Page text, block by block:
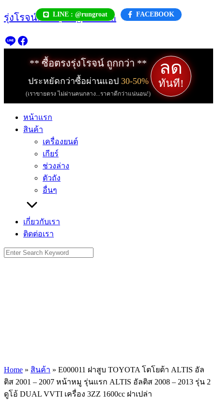
Skip
to
LINE : @rungroat FACEBOOK
รุ่งโรจน์.com | rungroat.com
** ซื้อตรงรุ่งโรจน์ ถูกกว่า **
ประหยัดกว่าซื้อผ่านแอป 30-50%
(เราขายตรง ไม่ผ่านคนกลาง...ราคาดีกว่าแน่นอน!)
ลด
ทันที!
หน้าแรก
สินค้า
เครื่องยนต์
เกียร์
ช่วงล่าง
ตัวถัง
อื่นๆ
เกี่ยวกับเรา
ติดต่อเรา
Search
for:
Home » สินค้า » E000011 ฝาสูบ TOYOTA โตโยต้า ALTIS อัล
ติส 2001 – 2007 หน้าหมู รุ่นแรก ALTIS อัลติส 2008 – 2013 รุ่น 2
ดูโอ้ DUAL VVTI เครื่อง 3ZZ 1600cc ฝาเปล่า